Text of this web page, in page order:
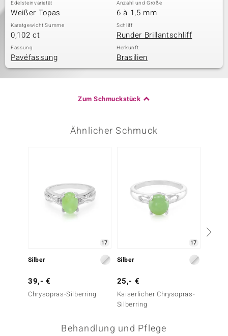
Edelsteinvarietät
Weißer Topas
Anzahl und Größe
6 à 1,5 mm
Karatgewicht Summe
0,102 ct
Schliff
Runder Brillantschliff
Fassung
Pavéfassung
Herkunft
Brasilien
Zum Schmuckstück
Ähnlicher Schmuck
17
Silber
39,- €
Chrysopras-Silberring
17
Silber
25,- €
Kaiserlicher Chrysopras-
Silberring
Behandlung und Pflege